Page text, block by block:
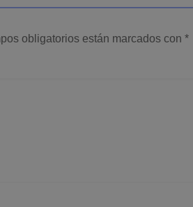
obligatorios están marcados con *